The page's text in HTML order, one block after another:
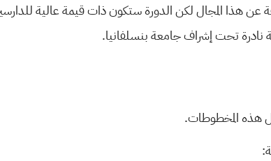
عن هذا المجال لكن الدورة ستكون ذات قيمة عالية
تحت إشراف جامعة بنسلفانيا.
هذه المخطوطات.